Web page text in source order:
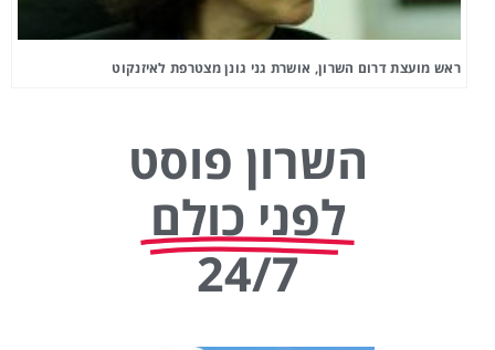
ראש מועצת דרום השרון, אושרת גני גונן מצטרפת לאיזנקוט
השרון פוסט
לפני כולם
24/7